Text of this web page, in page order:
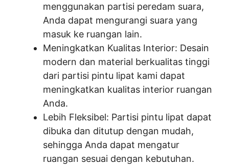
menggunakan partisi peredam suara,
Anda dapat mengurangi suara yang
masuk ke ruangan lain.
Meningkatkan Kualitas Interior: Desain
modern dan material berkualitas tinggi
dari partisi pintu lipat kami dapat
meningkatkan kualitas interior ruangan
Anda.
Lebih Fleksibel: Partisi pintu lipat dapat
dibuka dan ditutup dengan mudah,
sehingga Anda dapat mengatur
ruangan sesuai dengan kebutuhan.